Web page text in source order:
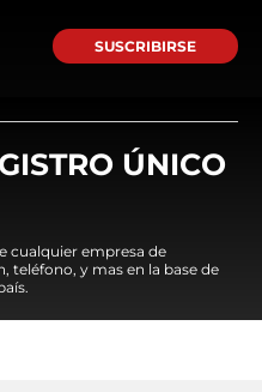
SUSCRIBIRSE
ÚNICO
cualquier empresa de
teléfono, y mas en la base de